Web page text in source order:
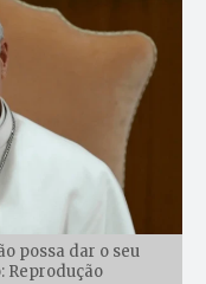
possa dar o seu
Reprodução